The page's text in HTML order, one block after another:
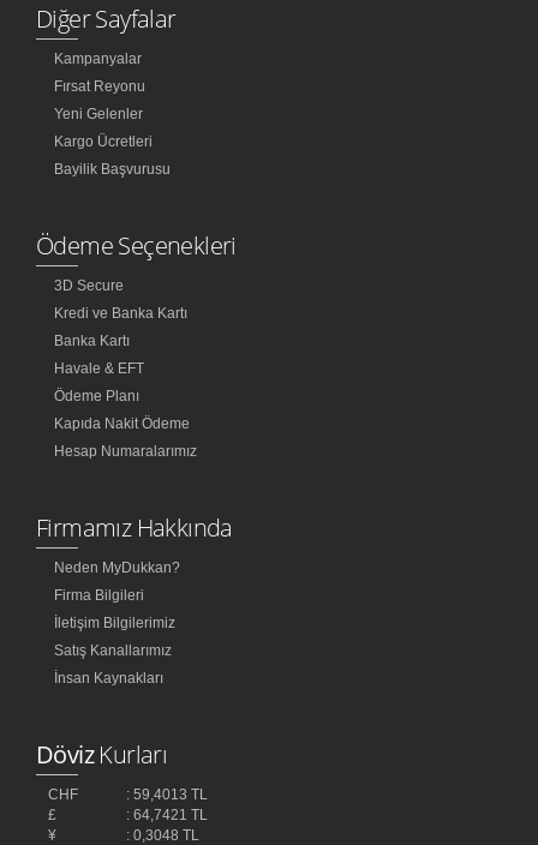
Diğer Sayfalar
Kampanyalar
Fırsat Reyonu
Yeni Gelenler
Kargo Ücretleri
Bayilik Başvurusu
Ödeme Seçenekleri
3D Secure
Kredi ve Banka Kartı
Banka Kartı
Havale & EFT
Ödeme Planı
Kapıda Nakit Ödeme
Hesap Numaralarımız
Firmamız Hakkında
Neden MyDukkan?
Firma Bilgileri
İletişim Bilgilerimiz
Satış Kanallarımız
İnsan Kaynakları
DövizKurları
CHF
: 59,4013 TL
£
: 64,7421 TL
¥
: 0,3048 TL